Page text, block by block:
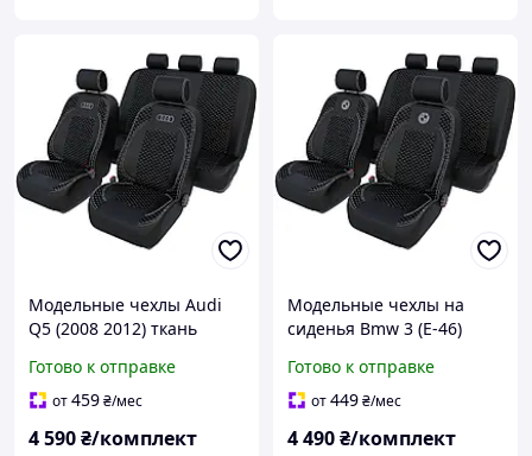
Модельные чехлы Audi
Q5 (2008 2012) ткань
Готово к отправке
от459₴/мес
4 590₴/комплект
Модельные чехлы на
сиденья Bmw 3 (E-46)
комплект салона
Готово к отправке
от449₴/мес
4 490₴/комплект